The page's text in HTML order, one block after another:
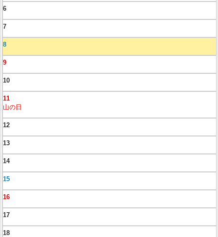
6
7
8
9
10
11
山の日
12
13
14
15
16
17
18